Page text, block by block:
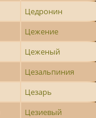
Цедронин
Цежение
Цеженый
Цезальпиния
Цезарь
Цезиевый